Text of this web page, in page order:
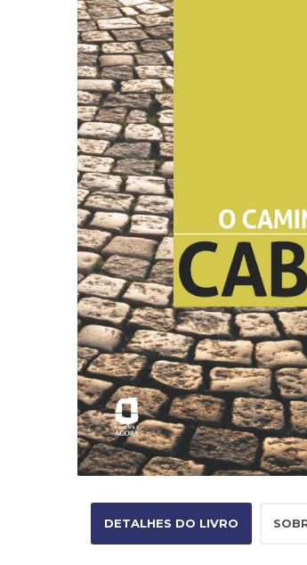
Publicidade, Propaganda e
Relações Públicas e
(31)
Sem categoria (0)
Terapia Ocupacional (21)
Vida Prática (32)
DETALHES DO LIVRO